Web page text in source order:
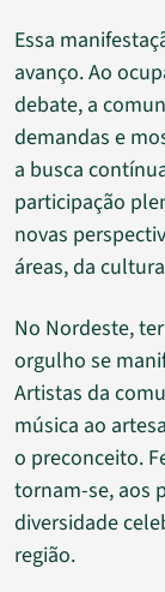
Essa
avanço. Ao
debate, a
demandas e
a busca
participação
novas
áreas, da
No Nordeste,
orgulho se
Artistas da
música ao
o preconceito.
tornam-se, aos
diversidade
região.